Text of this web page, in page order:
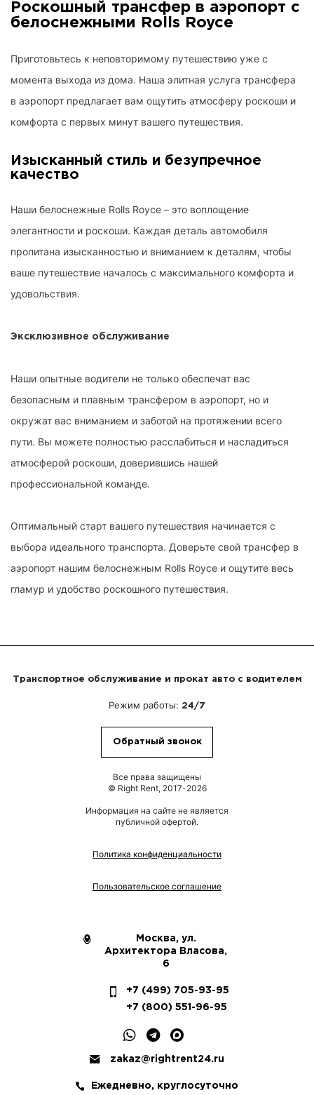
Роскошный трансфер в аэропорт с
белоснежными Rolls Royce
Приготовьтесь к неповторимому путешествию уже с
момента выхода из дома. Наша элитная услуга трансфера
в аэропорт предлагает вам ощутить атмосферу роскоши и
комфорта с первых минут вашего путешествия.
Изысканный стиль и безупречное
качество
Наши белоснежные Rolls Royce – это воплощение
элегантности и роскоши. Каждая деталь автомобиля
пропитана изысканностью и вниманием к деталям, чтобы
ваше путешествие началось с максимального комфорта и
удовольствия.
Эксклюзивное обслуживание
Наши опытные водители не только обеспечат вас
безопасным и плавным трансфером в аэропорт, но и
окружат вас вниманием и заботой на протяжении всего
пути. Вы можете полностью расслабиться и насладиться
атмосферой роскоши, доверившись нашей
профессиональной команде.
Оптимальный старт вашего путешествия начинается с
выбора идеального транспорта. Доверьте свой трансфер в
аэропорт нашим белоснежным Rolls Royce и ощутите весь
гламур и удобство роскошного путешествия.
Транспортное обслуживание и прокат авто с водителем
Режим работы: 24/7
Обратный звонок
Все права защищены
© Right Rent, 2017-2026
Информация на сайте не является
публичной офертой.
Политика конфиденциальности
Пользовательское соглашение
Москва, ул.
Архитектора Власова,
6
+7 (499) 705-93-95
+7 (800) 551-96-95
zakaz@rightrent24.ru
Ежедневно, круглосуточно